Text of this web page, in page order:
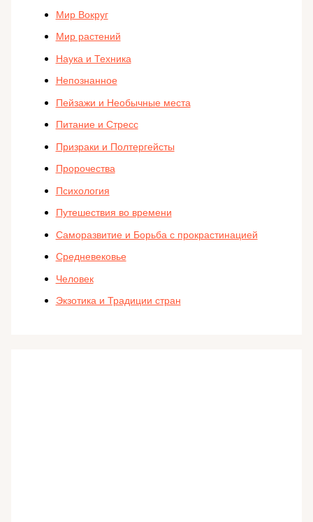
Мир Вокруг
Мир растений
Наука и Техника
Непознанное
Пейзажи и Необычные места
Питание и Стресс
Призраки и Полтергейсты
Пророчества
Психология
Путешествия во времени
Саморазвитие и Борьба с прокрастинацией
Средневековье
Человек
Экзотика и Традиции стран